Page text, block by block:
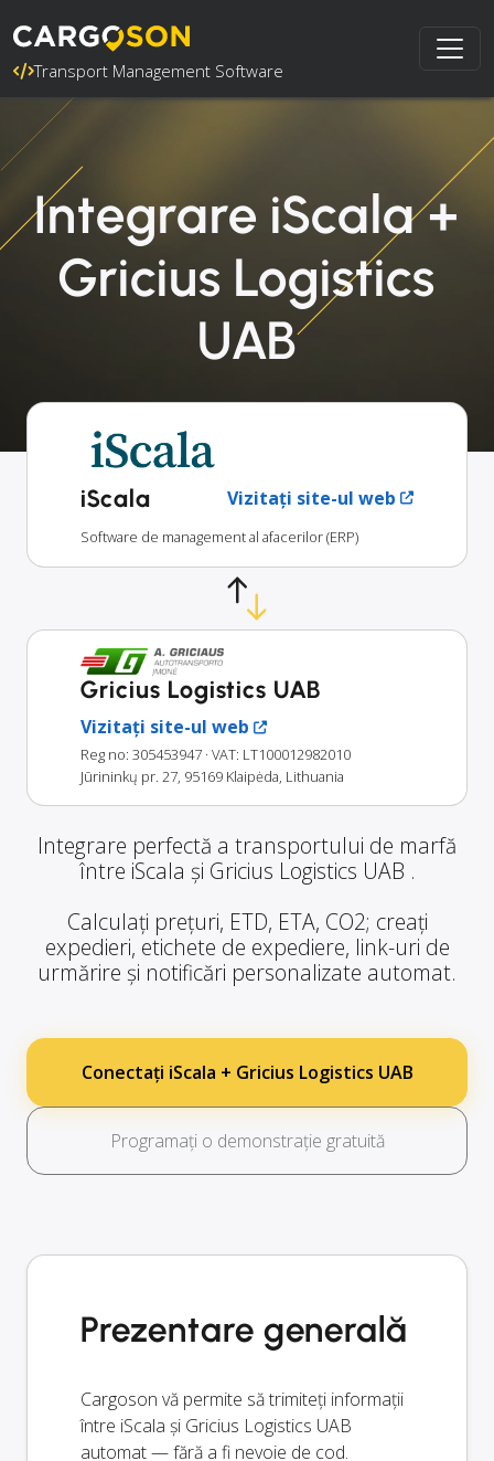
Transport Management Software
Integrare iScala +
Gricius Logistics
UAB
iScala Vizitați site-ul web
Software de management al afacerilor (ERP)
Gricius Logistics UAB
Vizitați site-ul web
Reg no: 305453947 · VAT: LT100012982010
Jūrininkų pr. 27, 95169 Klaipėda, Lithuania
Integrare perfectă a transportului de marfă
între iScala și Gricius Logistics UAB .
Calculați prețuri, ETD, ETA, CO2; creați
expedieri, etichete de expediere, link-uri de
urmărire și notificări personalizate automat.
Conectați iScala + Gricius Logistics UAB
Programați o demonstrație gratuită
Prezentare generală
Cargoson vă permite să trimiteți informații
între iScala și Gricius Logistics UAB
automat — fără a fi nevoie de cod.